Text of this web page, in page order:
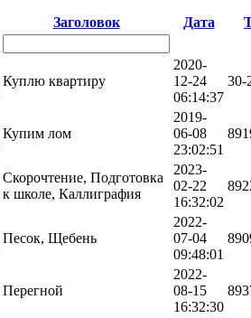
Заголовок Дата
Куплю квартиру
2020-
12-24
06:14:37
30-
Купим лом
2019-
06-08
23:02:51
Скорочтение, Подготовка
к школе, Каллиграфия
2023-
02-22
16:32:02
Песок, Щебень
2022-
07-04
09:48:01
Перегной
2022-
08-15
16:32:30